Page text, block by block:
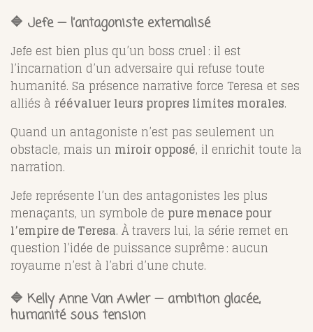
🔷 Jefe — l’antagoniste externalisé
Jefe est bien plus qu’un boss cruel : il est
l’incarnation d’un adversaire qui refuse toute
humanité. Sa présence narrative force Teresa et ses
alliés à réévaluer leurs propres limites morales.
Quand un antagoniste n’est pas seulement un
obstacle, mais un miroir opposé, il enrichit toute la
narration.
Jefe représente l’un des antagonistes les plus
menaçants, un symbole de pure menace pour
l’empire de Teresa. À travers lui, la série remet en
question l’idée de puissance suprême : aucun
royaume n’est à l’abri d’une chute.
🔷 Kelly Anne Van Awler — ambition glacée,
humanité sous tension